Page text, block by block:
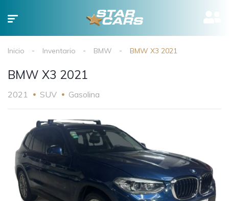
Inicio Inventario BMW BMW X3 2021
BMW X3 2021
2021 SUV Gasolina